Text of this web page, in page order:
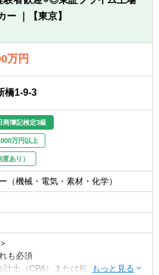
ー ｜【東京】
万円
橋1-9-3
商簿記検定3級
万円以上
あり）
（機械・電気・素材・化学）
も必須
計士（CPA）または税理士（財務諸